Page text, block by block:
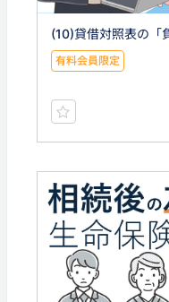
(10)貸借対照表の「
有料会員限定